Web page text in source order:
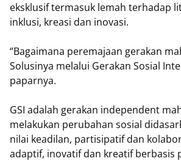
eksklusif termasuk lemah terhadap
inklusi, kreasi dan inovasi.
‘’Bagaimana peremajaan gerakan
Solusinya melalui Gerakan Sosial
paparnya.
GSI adalah gerakan independent
melakukan perubahan sosial
nilai keadilan, partisipatif dan
adaptif, inovatif dan kreatif berbasis